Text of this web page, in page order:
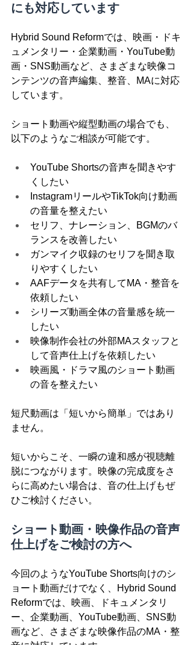
にも対応しています
Hybrid Sound Reformでは、映画・ドキ
ュメンタリー・企業動画・YouTube動
画・SNS動画など、さまざまな映像コ
ンテンツの音声編集、整音、MAに対応
しています。
ショート動画や縦型動画の場合でも、
以下のようなご相談が可能です。
YouTube Shortsの音声を聞きやす
くしたい
InstagramリールやTikTok向け動画
の音量を整えたい
セリフ、ナレーション、BGMのバ
ランスを改善したい
ガンマイク収録のセリフを聞き取
りやすくしたい
AAFデータを共有してMA・整音を
依頼したい
シリーズ動画全体の音量感を統一
したい
映像制作会社の外部MAスタッフと
して音声仕上げを依頼したい
映画風・ドラマ風のショート動画
の音を整えたい
短尺動画は「短いから簡単」ではあり
ません。
短いからこそ、一瞬の違和感が視聴離
脱につながります。映像の完成度をさ
らに高めたい場合は、音の仕上げもぜ
ひご検討ください。
ショート動画・映像作品の音声
仕上げをご検討の方へ
今回のようなYouTube Shorts向けのシ
ョート動画だけでなく、Hybrid Sound
Reformでは、映画、ドキュメンタリ
ー、企業動画、YouTube動画、SNS動
画など、さまざまな映像作品のMA・整